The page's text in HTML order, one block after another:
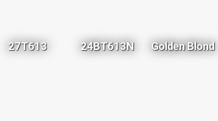
27T613 24BT613N Golden Blond